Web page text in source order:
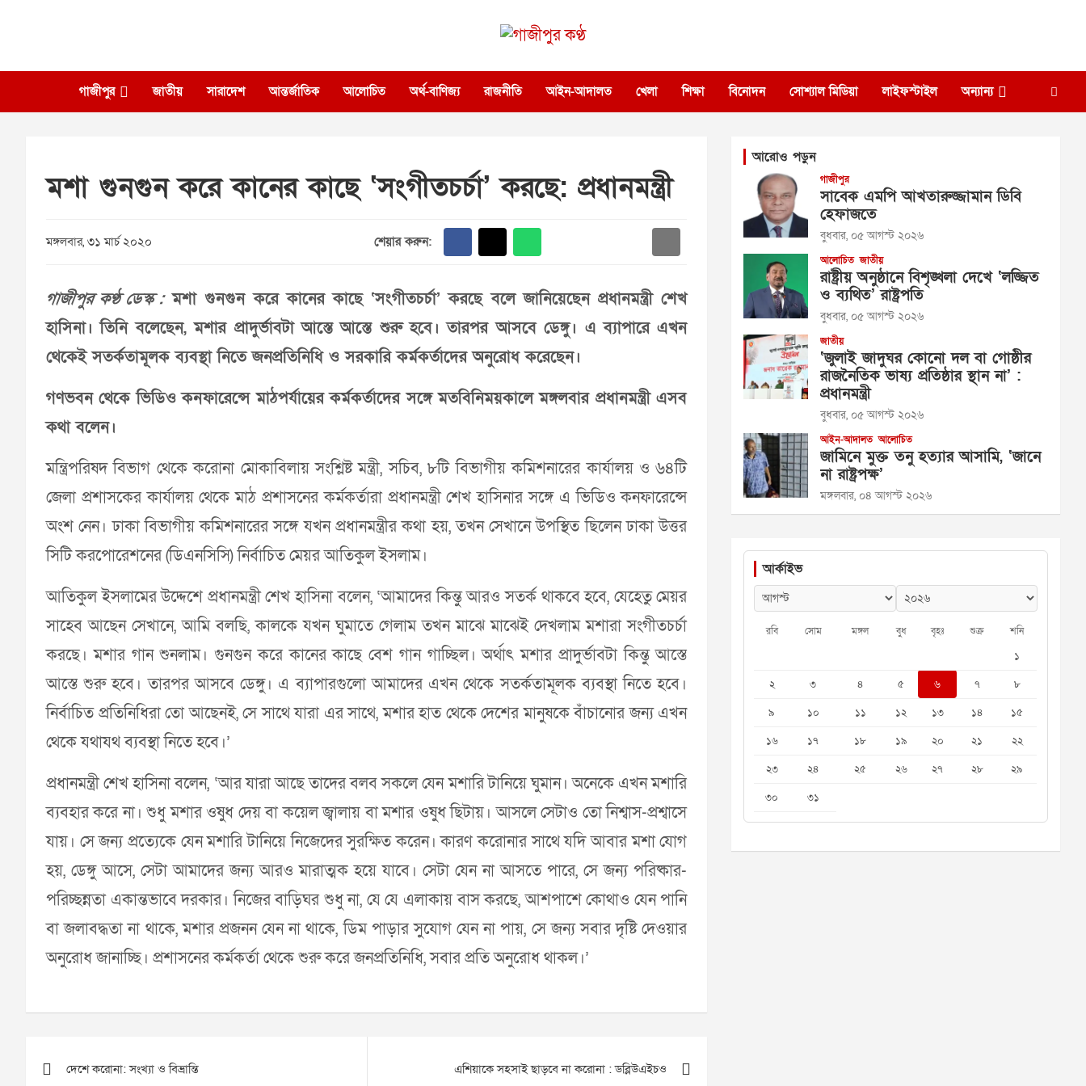
গাজীপুর কণ্ঠ
গাজীপুর জাতীয় সারাদেশ আন্তর্জাতিক আলোচিত অর্থ-বাণিজ্য রাজনীতি আইন-আদালত খেলা শিক্ষা বিনোদন সোশ্যাল মিডিয়া লাইফস্টাইল অন্যান্য
মশা গুনগুন করে কানের কাছে ‘সংগীতচর্চা’ করছে: প্রধানমন্ত্রী
মঙ্গলবার, ৩১ মার্চ ২০২০ শেয়ার করুন:
গাজীপুর কণ্ঠ ডেস্ক :মশা গুনগুন করে কানের কাছে ‘সংগীতচর্চা’ করছে বলে জানিয়েছেন প্রধানমন্ত্রী শেখ
হাসিনা। তিনি বলেছেন, মশার প্রাদুর্ভাবটা আস্তে আস্তে শুরু হবে। তারপর আসবে ডেঙ্গু। এ ব্যাপারে এখন
থেকেই সতর্কতামূলক ব্যবস্থা নিতে জনপ্রতিনিধি ও সরকারি কর্মকর্তাদের অনুরোধ করেছেন।
গণভবন থেকে ভিডিও কনফারেন্সে মাঠপর্যায়ের কর্মকর্তাদের সঙ্গে মতবিনিময়কালে মঙ্গলবার প্রধানমন্ত্রী এসব
কথা বলেন।
মন্ত্রিপরিষদ বিভাগ থেকে করোনা মোকাবিলায় সংশ্লিষ্ট মন্ত্রী, সচিব, ৮টি বিভাগীয় কমিশনারের কার্যালয় ও ৬৪টি
জেলা প্রশাসকের কার্যালয় থেকে মাঠ প্রশাসনের কর্মকর্তারা প্রধানমন্ত্রী শেখ হাসিনার সঙ্গে এ ভিডিও কনফারেন্সে
অংশ নেন। ঢাকা বিভাগীয় কমিশনারের সঙ্গে যখন প্রধানমন্ত্রীর কথা হয়, তখন সেখানে উপস্থিত ছিলেন ঢাকা উত্তর
সিটি করপোরেশনের (ডিএনসিসি) নির্বাচিত মেয়র আতিকুল ইসলাম।
আতিকুল ইসলামের উদ্দেশে প্রধানমন্ত্রী শেখ হাসিনা বলেন, ‘আমাদের কিন্তু আরও সতর্ক থাকবে হবে, যেহেতু মেয়র
সাহেব আছেন সেখানে, আমি বলছি, কালকে যখন ঘুমাতে গেলাম তখন মাঝে মাঝেই দেখলাম মশারা সংগীতচর্চা
করছে। মশার গান শুনলাম। গুনগুন করে কানের কাছে বেশ গান গাচ্ছিল। অর্থাৎ মশার প্রাদুর্ভাবটা কিন্তু আস্তে
আস্তে শুরু হবে। তারপর আসবে ডেঙ্গু। এ ব্যাপারগুলো আমাদের এখন থেকে সতর্কতামূলক ব্যবস্থা নিতে হবে।
নির্বাচিত প্রতিনিধিরা তো আছেনই, সে সাথে যারা এর সাথে, মশার হাত থেকে দেশের মানুষকে বাঁচানোর জন্য এখন
থেকে যথাযথ ব্যবস্থা নিতে হবে।’
প্রধানমন্ত্রী শেখ হাসিনা বলেন, ‘আর যারা আছে তাদের বলব সকলে যেন মশারি টানিয়ে ঘুমান। অনেকে এখন মশারি
ব্যবহার করে না। শুধু মশার ওষুধ দেয় বা কয়েল জ্বালায় বা মশার ওষুধ ছিটায়। আসলে সেটাও তো নিশ্বাস-প্রশ্বাসে
যায়। সে জন্য প্রত্যেকে যেন মশারি টানিয়ে নিজেদের সুরক্ষিত করেন। কারণ করোনার সাথে যদি আবার মশা যোগ
হয়, ডেঙ্গু আসে, সেটা আমাদের জন্য আরও মারাত্মক হয়ে যাবে। সেটা যেন না আসতে পারে, সে জন্য পরিষ্কার-
পরিচ্ছন্নতা একান্তভাবে দরকার। নিজের বাড়িঘর শুধু না, যে যে এলাকায় বাস করছে, আশপাশে কোথাও যেন পানি
বা জলাবদ্ধতা না থাকে, মশার প্রজনন যেন না থাকে, ডিম পাড়ার সুযোগ যেন না পায়, সে জন্য সবার দৃষ্টি দেওয়ার
অনুরোধ জানাচ্ছি। প্রশাসনের কর্মকর্তা থেকে শুরু করে জনপ্রতিনিধি, সবার প্রতি অনুরোধ থাকল।’
দেশে করোনা: সংখ্যা ও বিভ্রান্তি এশিয়াকে সহসাই ছাড়বে না করোনা : ডব্লিউএইচও
আরোও পড়ুন
গাজীপুর
সাবেক এমপি আখতারুজ্জামান ডিবি
হেফাজতে
বুধবার, ০৫ আগস্ট ২০২৬
আলোচিত জাতীয়
রাষ্ট্রীয় অনুষ্ঠানে বিশৃঙ্খলা দেখে ‘লজ্জিত
ও ব্যথিত’ রাষ্ট্রপতি
বুধবার, ০৫ আগস্ট ২০২৬
জাতীয়
‘জুলাই জাদুঘর কোনো দল বা গোষ্ঠীর
রাজনৈতিক ভাষ্য প্রতিষ্ঠার স্থান না’ :
প্রধানমন্ত্রী
বুধবার, ০৫ আগস্ট ২০২৬
আইন-আদালত আলোচিত
জামিনে মুক্ত তনু হত্যার আসামি, ‘জানে
না রাষ্ট্রপক্ষ’
মঙ্গলবার, ০৪ আগস্ট ২০২৬
আর্কাইভ
রবি সোম মঙ্গল বুধ বৃহঃ শুক্র শনি
১
২
৩ ৪ ৫ ৬ ৭
৮
৯
১০ ১১ ১২ ১৩ ১৪
১৫
১৬
১৭ ১৮ ১৯ ২০ ২১
২২
২৩
২৪ ২৫ ২৬ ২৭ ২৮
২৯
৩০
৩১